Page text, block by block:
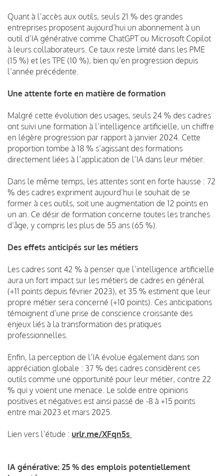
Quant à l’accès aux outils, seuls 21 % des grandes
entreprises proposent aujourd’hui un abonnement à un
outil d’IA générative comme ChatGPT ou Microsoft Copilot
à leurs collaborateurs. Ce taux reste limité dans les PME
(15 %) et les TPE (10 %), bien qu’en progression depuis
l’année précédente.
Une attente forte en matière de formation
Malgré cette évolution des usages, seuls 24 % des cadres
ont suivi une formation à l’intelligence artificielle, un chiffre
en légère progression par rapport à janvier 2024. Cette
proportion tombe à 18 % s’agissant des formations
directement liées à l’application de l’IA dans leur métier.
Dans le même temps, les attentes sont en forte hausse : 72
% des cadres expriment aujourd’hui le souhait de se
former à ces outils, soit une augmentation de 12 points en
un an. Ce désir de formation concerne toutes les tranches
d’âge, y compris les plus de 55 ans (65 %).
Des effets anticipés sur les métiers
Les cadres sont 42 % à penser que l’intelligence artificielle
aura un fort impact sur les métiers de cadres en général
(+11 points depuis février 2023), et 35 % estiment que leur
propre métier sera concerné (+10 points). Ces anticipations
témoignent d’une prise de conscience croissante des
enjeux liés à la transformation des pratiques
professionnelles.
Enfin, la perception de l’IA évolue également dans son
appréciation globale : 37 % des cadres considèrent ces
outils comme une opportunité pour leur métier, contre 22
% qui y voient une menace. Le solde entre opinions
positives et négatives est ainsi passé de -8 à +15 points
entre mai 2023 et mars 2025.
Lien vers l’étude : urlr.me/XFqn5s
IA générative: 25 % des emplois potentiellement